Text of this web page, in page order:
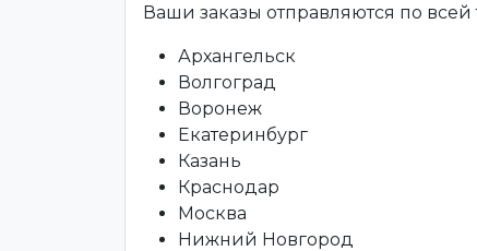
Ваши заказы отправляются по
Архангельск
Волгоград
Воронеж
Екатеринбург
Казань
Краснодар
Москва
Нижний Новгород